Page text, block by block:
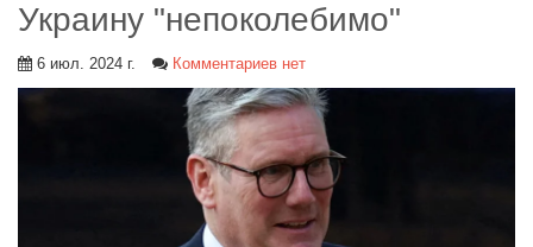
Украину "непоколебимо"
6 июл. 2024 г. Комментариев нет